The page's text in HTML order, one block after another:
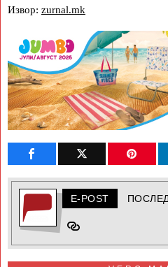
Извор: zurnal.mk
E-POST